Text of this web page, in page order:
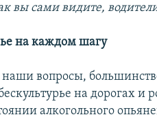
вы сами видите,
на каждом шагу
наши вопросы,
на дорогах
алкогольного